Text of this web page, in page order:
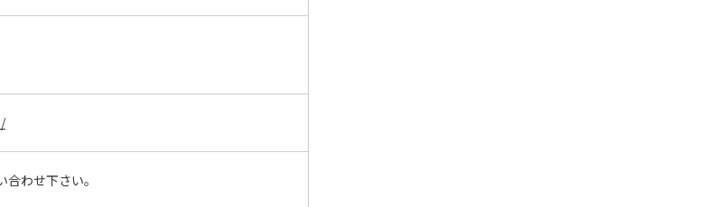
わせ下さい。